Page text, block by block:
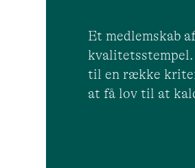
Et medlemskab
kvalitetsstempel.
til en række
at få lov til at